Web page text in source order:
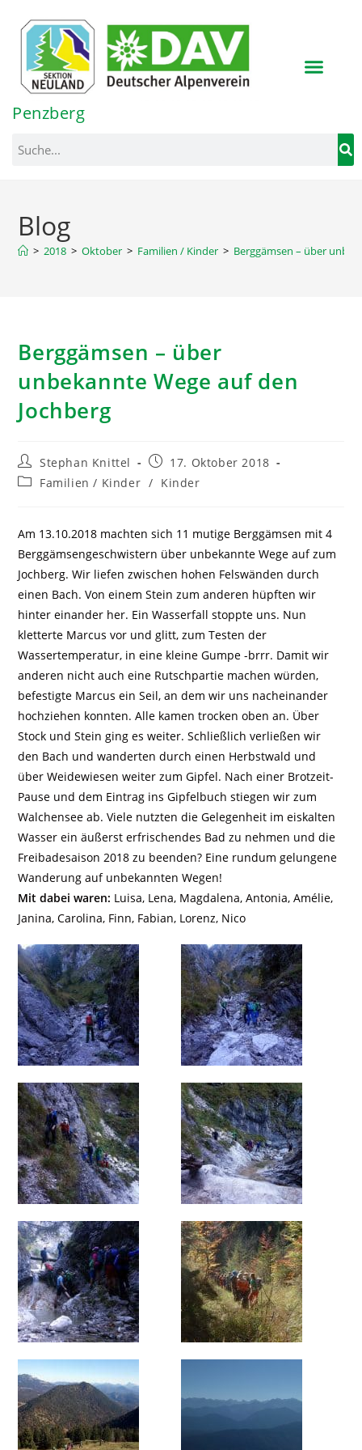
springen
Penzberg
Blog
> 2018 > Oktober > Familien / Kinder > Berggämsen – über
Berggämsen – über
unbekannte Wege auf den
Jochberg
Stephan Knittel
17. Oktober 2018
Familien / Kinder / Kinder
Am 13.10.2018 machten sich 11 mutige Berggämsen mit 4
Berggämsengeschwistern über unbekannte Wege auf zum
Jochberg. Wir liefen zwischen hohen Felswänden durch
einen Bach. Von einem Stein zum anderen hüpften wir
hinter einander her. Ein Wasserfall stoppte uns. Nun
kletterte Marcus vor und glitt, zum Testen der
Wassertemperatur, in eine kleine Gumpe -brrr. Damit wir
anderen nicht auch eine Rutschpartie machen würden,
befestigte Marcus ein Seil, an dem wir uns nacheinander
hochziehen konnten. Alle kamen trocken oben an. Über
Stock und Stein ging es weiter. Schließlich verließen wir
den Bach und wanderten durch einen Herbstwald und
über Weidewiesen weiter zum Gipfel. Nach einer Brotzeit-
Pause und dem Eintrag ins Gipfelbuch stiegen wir zum
Walchensee ab. Viele nutzten die Gelegenheit im eiskalten
Wasser ein äußerst erfrischendes Bad zu nehmen und die
Freibadesaison 2018 zu beenden? Eine rundum gelungene
Wanderung auf unbekannten Wegen!
Mit dabei waren: Luisa, Lena, Magdalena, Antonia, Amélie,
Janina, Carolina, Finn, Fabian, Lorenz, Nico